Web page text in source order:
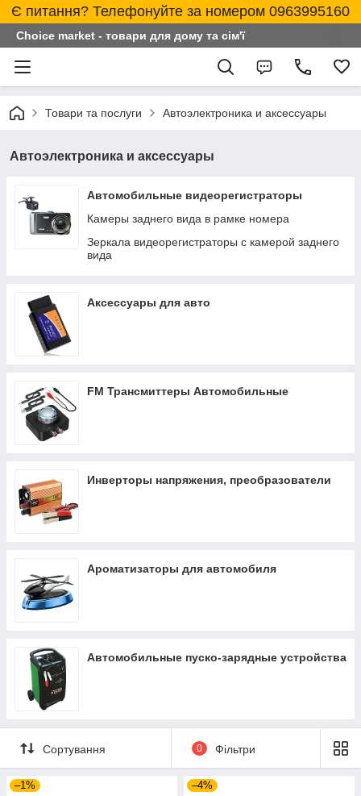
Є питання? Телефонуйте за номером 0963995160
Choice market - товари для дому та сім'ї
Товари та послуги Автоэлектроника и аксессуары
Автоэлектроника и аксессуары
Автомобильные видеорегистраторы
Камеры заднего вида в рамке номера
Зеркала видеорегистраторы с камерой заднего
вида
Аксессуары для авто
FM Трансмиттеры Автомобильные
Инверторы напряжения, преобразователи
Ароматизаторы для автомобиля
Автомобильные пуско-зарядные устройства
Сортування 0 Фільтри
–1% –4%